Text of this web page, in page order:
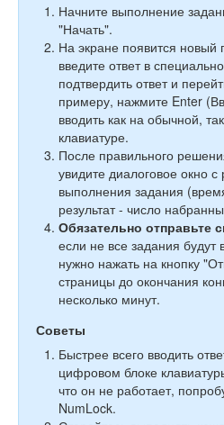
Начните выполнение
"Начать".
На экране появится
введите ответ в
подтвердить ответ и
примеру, нажмите Enter
вводить как на обычной,
клавиатуре.
После правильного
увидите диалоговое окно с
выполнения задания
результат - число
Обязательно отправьте
если не все задания
нужно нажать на кнопку
страницы до окончания
несколько минут.
Советы
Быстрее всего вводить
цифровом блоке
что он не работает,
NumLock.